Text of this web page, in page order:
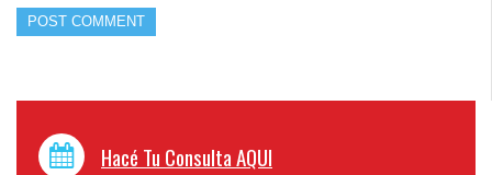
Hacé Tu Consulta AQUI